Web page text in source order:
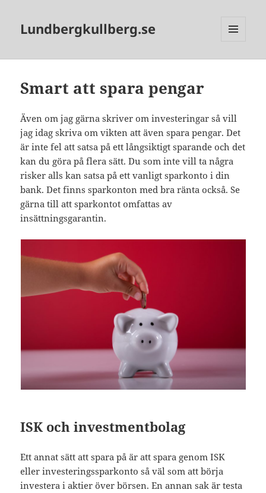
Lundbergkullberg.se
Smart att spara pengar
Även om jag gärna skriver om investeringar så vill
jag idag skriva om vikten att även spara pengar. Det
är inte fel att satsa på ett långsiktigt sparande och det
kan du göra på flera sätt. Du som inte vill ta några
risker alls kan satsa på ett vanligt sparkonto i din
bank. Det finns sparkonton med bra ränta också. Se
gärna till att sparkontot omfattas av
insättningsgarantin.
ISK och investmentbolag
Ett annat sätt att spara på är att spara genom ISK
eller investeringssparkonto så väl som att börja
investera i aktier över börsen. En annan sak är testa